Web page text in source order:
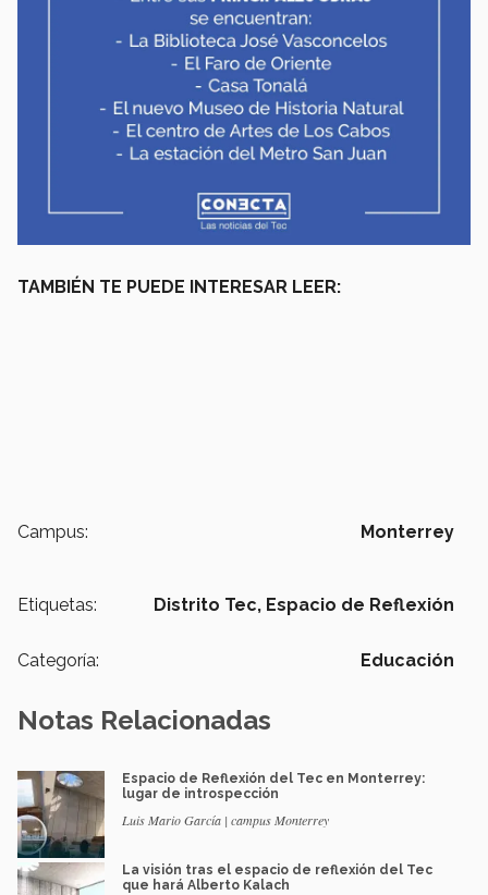
TAMBIÉN TE PUEDE INTERESAR LEER:
Campus: Monterrey
Etiquetas: Distrito Tec, Espacio de Reflexión
Categoría: Educación
Notas Relacionadas
Espacio de Reflexión del Tec en Monterrey:
lugar de introspección
Luis Mario García | campus Monterrey
La visión tras el espacio de reflexión del Tec
que hará Alberto Kalach